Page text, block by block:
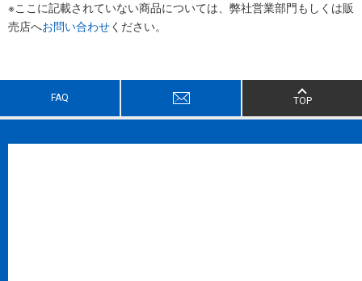
※ここに記載されていない商品については、弊社営業部門もしくは販
売店へお問い合わせください。
FAQ TOP